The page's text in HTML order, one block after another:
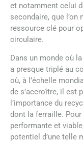
et notamment celui
secondaire, que
ressource clé pour
circulaire.
Dans un monde où
a presque triplé au
où, à l’échelle
de s’accroître, il est
l’importance du
dont la ferraille.
performante et
potentiel d’une telle